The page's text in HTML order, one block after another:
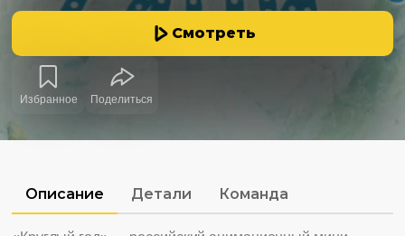
Смотреть
Избранное Поделиться
Описание Детали Команда